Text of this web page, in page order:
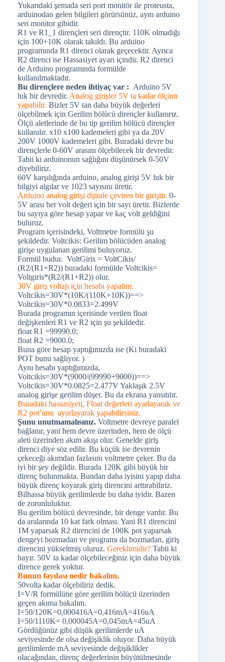
Yukarıdaki şemada seri port monitör ile proteusta,
arduinodan gelen bilgileri görürsünüz, aynı arduino
seri monitor gibidir.
R1 ve R1_1 dirençleri seri dirençtir. 110K olmadığı
için 100+10K olarak takıldı. Bu arduino
programında R1 direnci olarak geçecektir. Ayrıca
R2 direnci ise Hassasiyet ayarı içindir. R2 direnci
de Arduino programında formülde
kullanılmaktadır.
Bu dirençlere neden ihtiyaç var : Arduino 5V
luk bir devredir. Analog girişler 5V ta kadar ölçüm
yapabilir. Bizler 5V tan daha büyük değerleri
ölçebilmek için Gerilim bölücü dirençler kullanırız.
Ölçü aletlerinde de bu tip gerilim bölücü dirençler
kullanılır. x10 x100 kademeleri gibi ya da 20V
200V 1000V kademeleri gibi. Buradaki devre bu
dirençlerle 0-60V arasını ölçebilecek bir devredir.
Tabii ki arduinonun sağlığını düşünürsek 0-50V
diyebiliriz.
60V karşılığında arduino, analog girişi 5V luk bir
bilgiyi algılar ve 1023 sayısını üretir.
Arduino analog girişi dijitale çeviren bir giriştir. 0-
5V arası her volt değeri için bir sayı üretir. Bizlerde
bu sayıya göre hesap yapar ve kaç volt geldiğini
buluruz.
Program içerisindeki, Voltmetre formülü şu
şekildedir. Voltcikis: Gerilim bölücüden analog
girişe uygulanan gerilimi buluyoruz.
Formül budur. VoltGiris = VoltCikis/
(R2/(R1+R2)) buradaki formülde Voltcikis=
Voltgiris*(R2/(R1+R2)) olur.
30V giriş voltajı için hesabı yapalım.
Voltcikis=30V*(10K/(110K+10K))==>
Voltcikis=30V*0.0833=2.499V
Burada programın içerisinde verilen float
değişkenleri R1 ve R2 için şu şekildedir.
float R1 =99990.0;
float R2 =9000.0;
Buna göre hesap yaptığımızda ise (Ki buradaki
POT bunu sağlıyor. )
Aynı hesabı yaptığımızda,
Voltcikis=30V*(9000/(99990+9000))==>
Voltcikis=30V*0.0825=2.477V Yaklaşık 2.5V
analog girişe gerilim düşer. Bu da ekrana yansıtılır.
Buradaki hassasiyeti, Float değerleri ayarlayarak ve
R2 pot’unu ayarlayarak yapabilirsiniz.
Şunu unutmamalısınız. Voltmetre devreye paralel
bağlanır, yani hem devre üzerinden, hem de ölçü
aleti üzerinden akım akışı olur. Genelde giriş
direnci diye söz edilir. Bu küçük ise devrenin
çekeceği akımdan fazlasını voltmetre çeker. Bu da
iyi bir şey değildir. Burada 120K gibi büyük bir
direnç bulunmakta. Bundan daha iyisini yapıp daha
büyük direnç koyarak giriş direncini arttırabiliriz.
Bilhassa büyük gerilimlerde bu daha iyidir. Bazen
de zorunluluktur.
Bu gerilim bölücü devresinde, bir denge vardır. Bu
da aralarında 10 kat fark olması. Yani R1 direncini
1M yaparsak R2 direncini de 100K pot yaparsak
dengeyi bozmadan ve programı da bozmadan, giriş
direncini yükseltmiş oluruz. Gereklimidir? Tabii ki
hayır. 50V ta kadar ölçebileceğiniz için daha büyük
dirence gerek yoktur.
Bunun faydası nedir bakalım.
50volta kadar ölçebiliriz dedik.
I=V/R formülüne göre gerilim bölücü üzerinden
geçen akıma bakalım.
I=50/120K=0,000416A=0,416mA=416uA
I=50/1110K= 0,000045A=0,045mA=45uA
Gördüğünüz gibi düşük gerilimlerde uA
seviyesinde de olsa değişiklik oluyor. Daha büyük
gerilimlerde mA seviyesinde değişiklikler
olacağından, direnç değerlerinin büyütülmesinde